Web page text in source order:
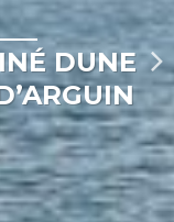
DUNE